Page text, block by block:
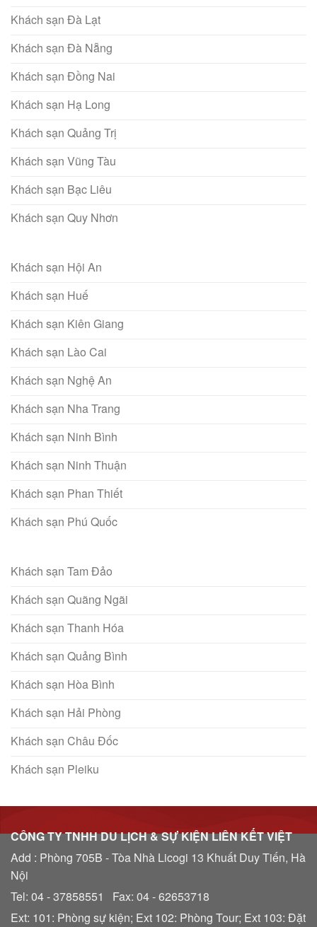
Khách sạn Đà Lạt
Khách sạn Đà Nẵng
Khách sạn Đồng Nai
Khách sạn Hạ Long
Khách sạn Quảng Trị
Khách sạn Vũng Tàu
Khách sạn Bạc Liêu
Khách sạn Quy Nhơn
Khách sạn Hội An
Khách sạn Huế
Khách sạn Kiên Giang
Khách sạn Lào Cai
Khách sạn Nghệ An
Khách sạn Nha Trang
Khách sạn Ninh Bình
Khách sạn Ninh Thuận
Khách sạn Phan Thiết
Khách sạn Phú Quốc
Khách sạn Tam Đảo
Khách sạn Quãng Ngãi
Khách sạn Thanh Hóa
Khách sạn Quảng Bình
Khách sạn Hòa Bình
Khách sạn Hải Phòng
Khách sạn Châu Đốc
Khách sạn Pleiku
CÔNG TY TNHH DU LỊCH & SỰ KIỆN LIÊN KẾT VIỆT
Add : Phòng 705B - Tòa Nhà Licogi 13 Khuất Duy Tiến, Hà
Nội
Tel: 04 - 37858551 Fax: 04 - 62653718
Ext: 101: Phòng sự kiện; Ext 102: Phòng Tour; Ext 103: Đặt